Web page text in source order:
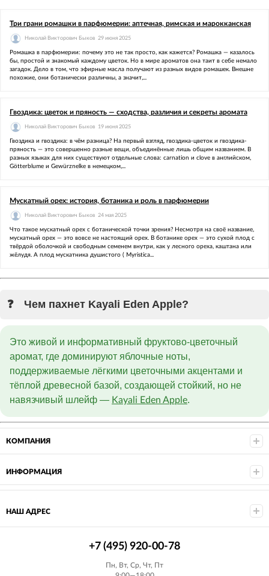
Три грани ромашки в парфюмерии: аптечная, римская и марокканская
Николай Викторович Быков 29 июня 2025
Ромашка в парфюмерии: почему это не так просто, как кажется? Ромашка — казалось
бы, простой и знакомый каждому цветок. Но в мире ароматов она таит в себе немало
загадок. Дело в том, что эфирные масла получают из разных видов ромашек. Внешне
похожие, они ботанически различны, а значит,...
Гвоздика: цветок и пряность — сходства, различия и секреты аромата
Николай Викторович Быков 19 июня 2025
Гвоздика и гвоздика: в чём разница? На первый взгляд, гвоздика-цветок и гвоздика-
пряность — это совершенно разные вещи, объединённые лишь общим названием. В
разных языках для них существуют отдельные слова: carnation и clove в английском,
Götterblume и Gewürznelke в немецком,...
Мускатный орех: история, ботаника и роль в парфюмерии
Николай Викторович Быков 24 мая 2025
Что такое мускатный орех с ботанической точки зрения? Несмотря на своё название,
мускатный орех — это вовсе не настоящий орех. В ботанике орех — это сухой плод с
твёрдой оболочкой и свободным семенем внутри, как у лесного ореха, каштана или
жёлудя. А плод мускатника душистого ( Myristica...
Чем пахнет Kayali Eden Apple?
Это живой и информативный фруктово-цветочный
аромат, где доминируют яблочные ноты,
поддерживаемые лёгкими цветочными акцентами и
тёплой древесной базой, создающей стойкий, но не
навязчивый шлейф — Kayali Eden Apple.
КОМПАНИЯ
ИНФОРМАЦИЯ
НАШ АДРЕС
+7 (495) 920-00-78
Пн, Вт, Ср, Чт, Пт